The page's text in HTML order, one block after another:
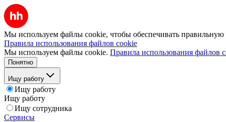
Мы используем файлы cookie, чтобы обеспечивать правильную
Правила использования файлов cookie
Мы используем файлы cookie. Правила использования файлов
Понятно
Ищу работу
Ищу работу
Ищу работу
Ищу сотрудника
Сервисы